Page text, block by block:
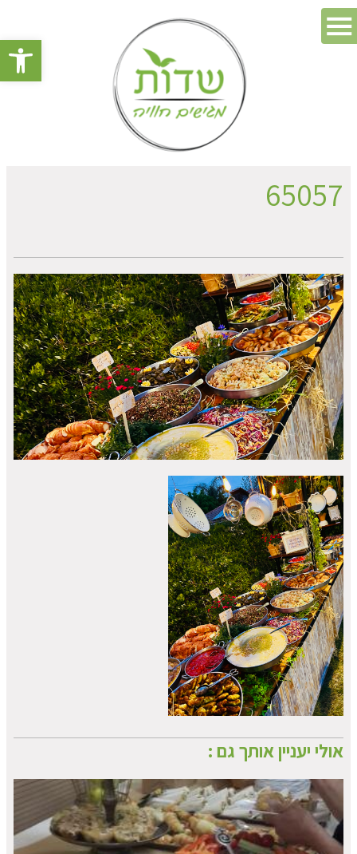
פתח
65057
אולי יעניין אותך גם :